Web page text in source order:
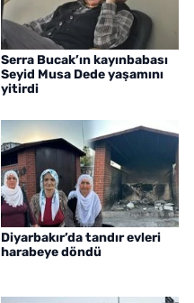
Serra Bucak’ın kayınbabası
Seyid Musa Dede yaşamını
yitirdi
Diyarbakır’da tandır evleri
harabeye döndü